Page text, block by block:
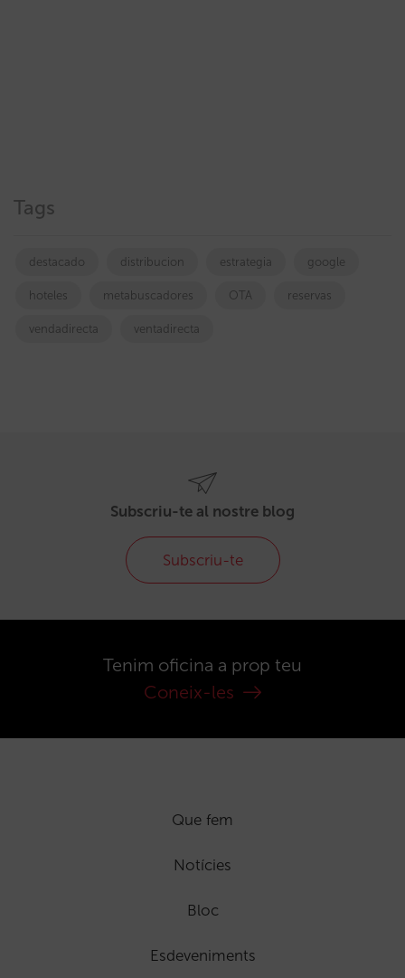
Tags
destacado distribucion estrategia google
hoteles metabuscadores OTA reservas
vendadirecta ventadirecta
Subscriu-te al nostre blog
Subscriu-te
Tenim oficina a prop teu
Coneix-les
Que fem
Notícies
Bloc
Esdeveniments